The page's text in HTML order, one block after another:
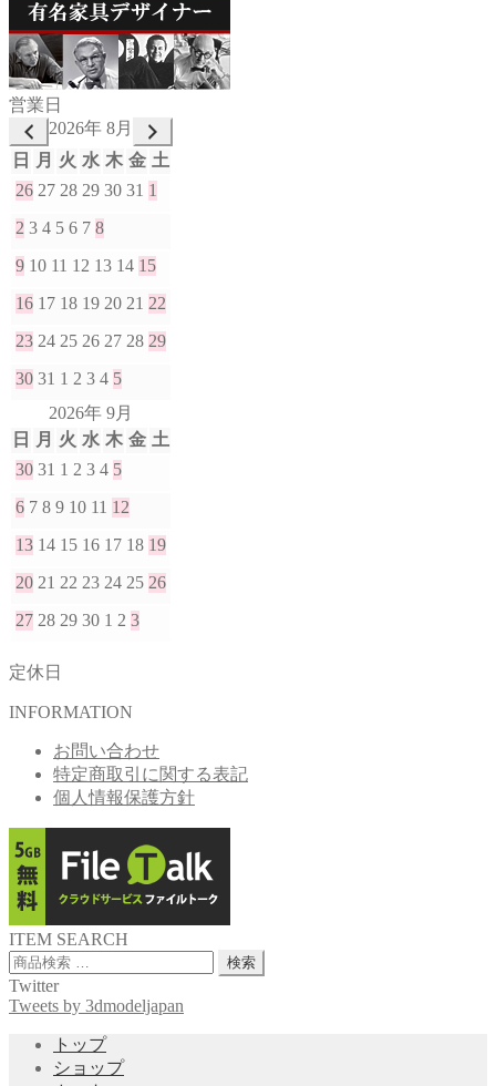
営業日
2026年 8月
日
月 火 水 木 金 土
26 27 28 29 30 31 1
2 3 4 5 6 7 8
9 10 11 12 13 14 15
16 17 18 19 20 21 22
23 24 25 26 27 28 29
30 31 1 2 3 4 5
2026年 9月
日
月 火 水 木 金 土
30 31 1 2 3 4 5
6 7 8 9 10 11 12
13 14 15 16 17 18 19
20 21 22 23 24 25 26
27 28 29 30 1 2 3
定休日
INFORMATION
お問い合わせ
特定商取引に関する表記
個人情報保護方針
ITEM SEARCH
検
索
対
検索
Twitter
Tweets by 3dmodeljapan
トップ
ショップ